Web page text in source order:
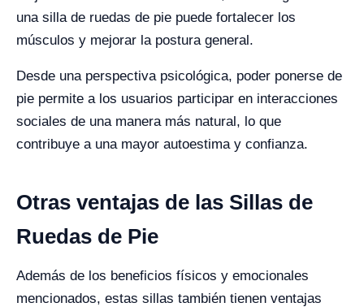
una silla de ruedas de pie puede fortalecer los
músculos y mejorar la postura general.
Desde una perspectiva psicológica, poder ponerse de
pie permite a los usuarios participar en interacciones
sociales de una manera más natural, lo que
contribuye a una mayor autoestima y confianza.
Otras ventajas de las Sillas de
Ruedas de Pie
Además de los beneficios físicos y emocionales
mencionados, estas sillas también tienen ventajas